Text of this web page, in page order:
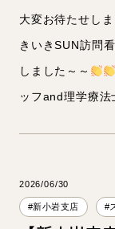
大変お待たせしま
きいきSUN訪問
しました～～
ッフand理学療法
2026/06/30
#新小岩支店 #